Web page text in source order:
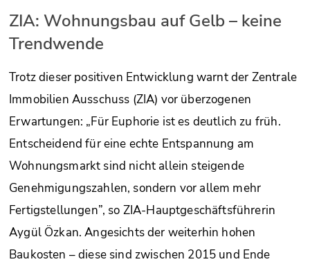
ZIA: Wohnungsbau auf Gelb – keine
Trendwende
Trotz dieser positiven Entwicklung warnt der Zentrale
Immobilien Ausschuss (ZIA) vor überzogenen
Erwartungen: „Für Euphorie ist es deutlich zu früh.
Entscheidend für eine echte Entspannung am
Wohnungsmarkt sind nicht allein steigende
Genehmigungszahlen, sondern vor allem mehr
Fertigstellungen”, so ZIA-Hauptgeschäftsführerin
Aygül Özkan. Angesichts der weiterhin hohen
Baukosten – diese sind zwischen 2015 und Ende